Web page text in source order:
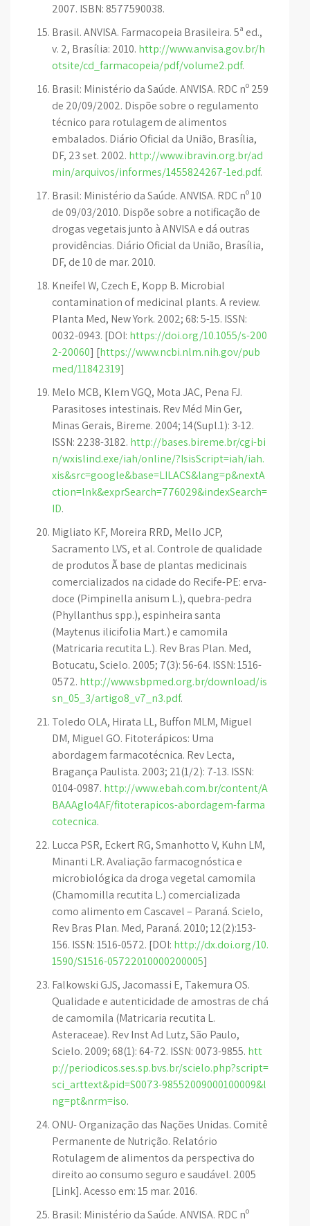
2007. ISBN: 8577590038.
Brasil. ANVISA. Farmacopeia Brasileira. 5ª ed.,
v. 2, Brasília: 2010. http://www.anvisa.gov.br/h
otsite/cd_farmacopeia/pdf/volume2.pdf.
Brasil: Ministério da Saúde. ANVISA. RDC nº 259
de 20/09/2002. Dispõe sobre o regulamento
técnico para rotulagem de alimentos
embalados. Diário Oficial da União, Brasília,
DF, 23 set. 2002. http://www.ibravin.org.br/ad
min/arquivos/informes/1455824267-1ed.pdf.
Brasil: Ministério da Saúde. ANVISA. RDC nº 10
de 09/03/2010. Dispõe sobre a notificação de
drogas vegetais junto à ANVISA e dá outras
providências. Diário Oficial da União, Brasília,
DF, de 10 de mar. 2010.
Kneifel W, Czech E, Kopp B. Microbial
contamination of medicinal plants. A review.
Planta Med, New York. 2002; 68: 5-15. ISSN:
0032-0943. [DOI: https://doi.org/10.1055/s-200
2-20060] [https://www.ncbi.nlm.nih.gov/pub
med/11842319]
Melo MCB, Klem VGQ, Mota JAC, Pena FJ.
Parasitoses intestinais. Rev Méd Min Ger,
Minas Gerais, Bireme. 2004; 14(Supl.1): 3-12.
ISSN: 2238-3182. http://bases.bireme.br/cgi-bi
n/wxislind.exe/iah/online/?IsisScript=iah/iah.
xis&src=google&base=LILACS&lang=p&nextA
ction=lnk&exprSearch=776029&indexSearch=
ID.
Migliato KF, Moreira RRD, Mello JCP,
Sacramento LVS, et al. Controle de qualidade
de produtos Ã base de plantas medicinais
comercializados na cidade do Recife-PE: erva-
doce (Pimpinella anisum L.), quebra-pedra
(Phyllanthus spp.), espinheira santa
(Maytenus ilicifolia Mart.) e camomila
(Matricaria recutita L.). Rev Bras Plan. Med,
Botucatu, Scielo. 2005; 7(3): 56-64. ISSN: 1516-
0572. http://www.sbpmed.org.br/download/is
sn_05_3/artigo8_v7_n3.pdf.
Toledo OLA, Hirata LL, Buffon MLM, Miguel
DM, Miguel GO. Fitoterápicos: Uma
abordagem farmacotécnica. Rev Lecta,
Bragança Paulista. 2003; 21(1/2): 7-13. ISSN:
0104-0987. http://www.ebah.com.br/content/A
BAAAglo4AF/fitoterapicos-abordagem-farma
cotecnica.
Lucca PSR, Eckert RG, Smanhotto V, Kuhn LM,
Minanti LR. Avaliação farmacognóstica e
microbiológica da droga vegetal camomila
(Chamomilla recutita L.) comercializada
como alimento em Cascavel – Paraná. Scielo,
Rev Bras Plan. Med, Paraná. 2010; 12(2):153-
156. ISSN: 1516-0572. [DOI: http://dx.doi.org/10.
1590/S1516-05722010000200005]
Falkowski GJS, Jacomassi E, Takemura OS.
Qualidade e autenticidade de amostras de chá
de camomila (Matricaria recutita L.
Asteraceae). Rev Inst Ad Lutz, São Paulo,
Scielo. 2009; 68(1): 64-72. ISSN: 0073-9855. htt
p://periodicos.ses.sp.bvs.br/scielo.php?script=
sci_arttext&pid=S0073-98552009000100009&l
ng=pt&nrm=iso.
ONU- Organização das Nações Unidas. Comitê
Permanente de Nutrição. Relatório
Rotulagem de alimentos da perspectiva do
direito ao consumo seguro e saudável. 2005
[Link]. Acesso em: 15 mar. 2016.
Brasil: Ministério da Saúde. ANVISA. RDC nº